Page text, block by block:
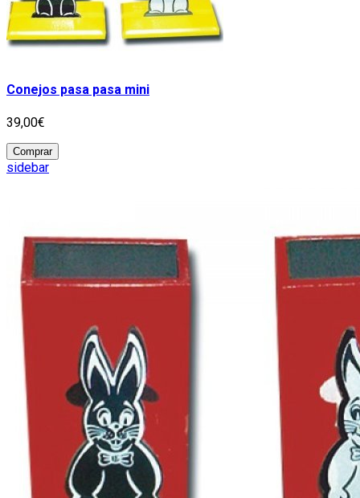
Conejos pasa pasa mini
39,00€
Comprar
sidebar